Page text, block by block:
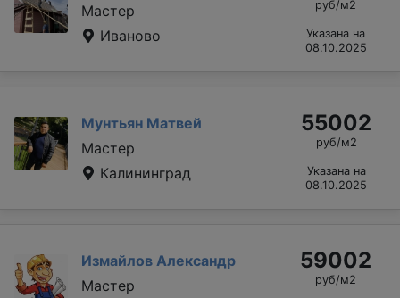
Мастер
Иваново
руб/м2
Указана на
08.10.2025
Мунтьян Матвей
Мастер
Калининград
55002
руб/м2
Указана на
08.10.2025
Измайлов Александр
Мастер
59002
руб/м2